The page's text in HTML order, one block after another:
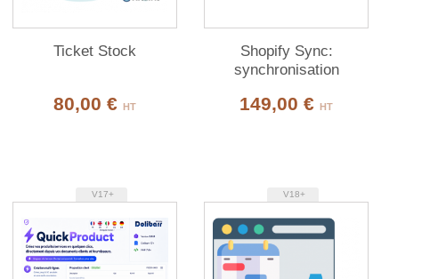
Ticket Stock
80,00 € HT
Shopify Sync:
synchronisation
& Dolibarr
149,00 € HT
V17+ V18+